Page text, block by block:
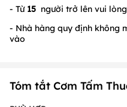
- Từ 15 người trở lên vui
- Nhà hàng quy định không
vào
Tóm tắt Cơm Tấm